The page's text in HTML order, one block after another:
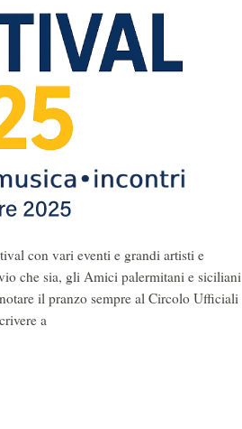
con vari eventi e grandi artisti e
che sia, gli Amici palermitani e siciliani
il pranzo sempre al Circolo Ufficiali
a